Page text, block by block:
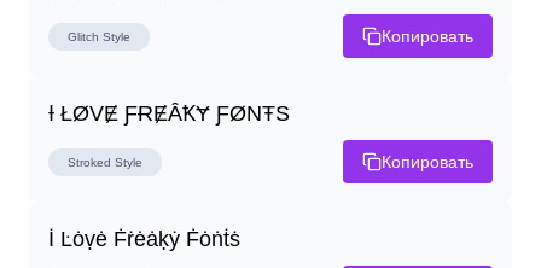
Glitch Style Копировать
Ɨ ŁØVɆ ƑɌɆȂꝀɎ ƑØNŦS
Stroked Style Копировать
İ Ŀȯṿė Ḟṙėȧḳẏ Ḟȯṅṫṡ